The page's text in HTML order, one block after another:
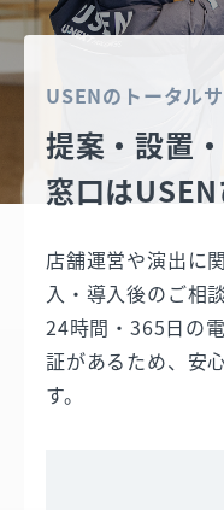
USENのトータル
提案・設置
窓口はUSEN
店舗運営や演出に
入・導入後のご相
24時間・365日の
証があるため、安
す。